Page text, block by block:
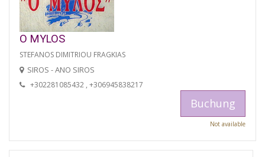
O MYLOS
STEFANOS DIMITRIOU FRAGKIAS
SIROS - ANO SIROS
+302281085432 , +306945838217
Buchung
Not available